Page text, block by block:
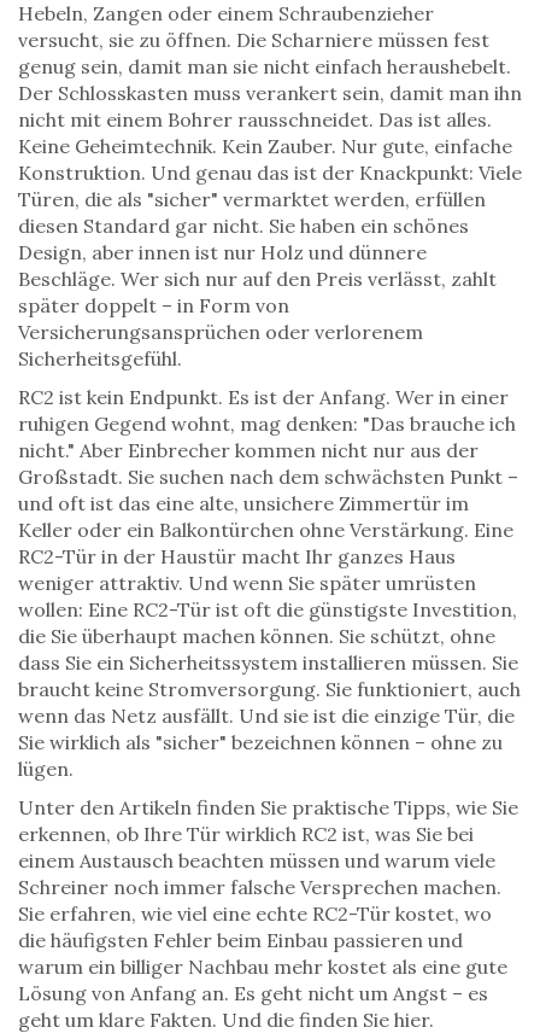
Hebeln, Zangen oder einem Schraubenzieher
versucht, sie zu öffnen. Die Scharniere müssen fest
genug sein, damit man sie nicht einfach heraushebelt.
Der Schlosskasten muss verankert sein, damit man ihn
nicht mit einem Bohrer rausschneidet. Das ist alles.
Keine Geheimtechnik. Kein Zauber. Nur gute, einfache
Konstruktion. Und genau das ist der Knackpunkt: Viele
Türen, die als "sicher" vermarktet werden, erfüllen
diesen Standard gar nicht. Sie haben ein schönes
Design, aber innen ist nur Holz und dünnere
Beschläge. Wer sich nur auf den Preis verlässt, zahlt
später doppelt – in Form von
Versicherungsansprüchen oder verlorenem
Sicherheitsgefühl.
RC2 ist kein Endpunkt. Es ist der Anfang. Wer in einer
ruhigen Gegend wohnt, mag denken: "Das brauche ich
nicht." Aber Einbrecher kommen nicht nur aus der
Großstadt. Sie suchen nach dem schwächsten Punkt –
und oft ist das eine alte, unsichere Zimmertür im
Keller oder ein Balkontürchen ohne Verstärkung. Eine
RC2-Tür in der Haustür macht Ihr ganzes Haus
weniger attraktiv. Und wenn Sie später umrüsten
wollen: Eine RC2-Tür ist oft die günstigste Investition,
die Sie überhaupt machen können. Sie schützt, ohne
dass Sie ein Sicherheitssystem installieren müssen. Sie
braucht keine Stromversorgung. Sie funktioniert, auch
wenn das Netz ausfällt. Und sie ist die einzige Tür, die
Sie wirklich als "sicher" bezeichnen können – ohne zu
lügen.
Unter den Artikeln finden Sie praktische Tipps, wie Sie
erkennen, ob Ihre Tür wirklich RC2 ist, was Sie bei
einem Austausch beachten müssen und warum viele
Schreiner noch immer falsche Versprechen machen.
Sie erfahren, wie viel eine echte RC2-Tür kostet, wo
die häufigsten Fehler beim Einbau passieren und
warum ein billiger Nachbau mehr kostet als eine gute
Lösung von Anfang an. Es geht nicht um Angst – es
geht um klare Fakten. Und die finden Sie hier.